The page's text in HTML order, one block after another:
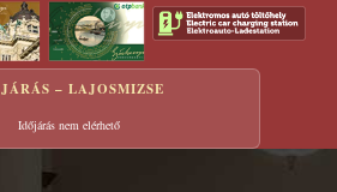
– LAJOSMIZSE
Időjárás nem elérhető